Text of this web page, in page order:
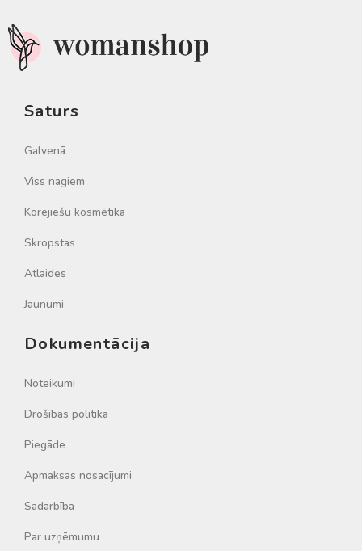
Saturs
Galvenā
Viss nagiem
Korejiešu kosmētika
Skropstas
Atlaides
Jaunumi
Dokumentācija
Noteikumi
Drošības politika
Piegāde
Apmaksas nosacījumi
Sadarbība
Par uzņēmumu